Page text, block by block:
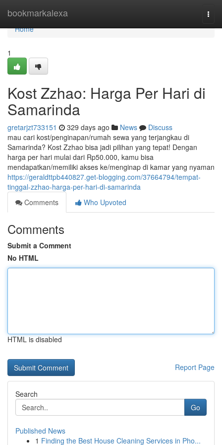
bookmarkalexa
Home
Home
1
Kost Zzhao: Harga Per Hari di
Samarinda
gretarjzt733151 329 days ago News
Discuss
mau cari kost/penginapan/rumah sewa yang terjangkau di
Samarinda? Kost Zzhao bisa jadi pilihan yang tepat! Dengan
harga per hari mulai dari Rp50.000, kamu bisa
mendapatkan/memiliki akses ke/menginap di kamar yang nyaman
https://geraldttpb440827.get-blogging.com/37664794/tempat-
tinggal-zzhao-harga-per-hari-di-samarinda
Comments
Who Upvoted
Comments
Submit a Comment
No HTML
HTML is disabled
Report Page
Search
Go
Published News
1 Finding the Best House Cleaning Services in Pho...